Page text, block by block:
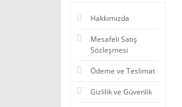
Hakkımızda
Mesafeli Satış
Sözleşmesi
Ödeme ve Teslimat
Gizlilik ve Güvenlik